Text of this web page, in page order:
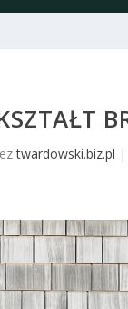
twardowski.biz.pl |